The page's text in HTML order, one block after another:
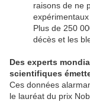
raisons de ne
Plus de 250
décès et les
Des experts
scientifiques
Ces données
le lauréat du prix